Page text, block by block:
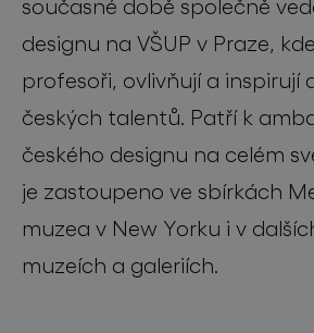
designu na VŠUP v Praze,
profesoři, ovlivňují a inspirují
českých talentů. Patří k
českého designu na celém
je zastoupeno ve sbírkách
muzea v New Yorku i v
muzeích a galeriích.